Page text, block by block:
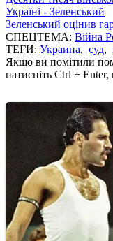
Україні - Зеленський
Зеленський оцінив
СПЕЦТЕМА: Війна
ТЕГИ: Украина, суд,
Якщо ви помітили
натисніть Ctrl +